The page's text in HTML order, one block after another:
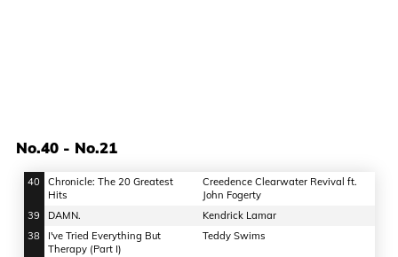
No.40 - No.21
40
Chronicle: The 20 Greatest
Hits
Creedence Clearwater Revival ft.
John Fogerty
39
DAMN.
Kendrick Lamar
38
I've Tried Everything But
Therapy (Part I)
Teddy Swims